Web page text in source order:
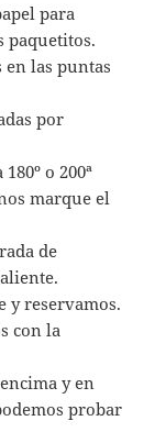
para
paquetitos.
las puntas
por
o 200ª
marque el
de
y reservamos.
con la
y en
probar